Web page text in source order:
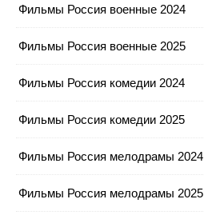
Фильмы Россия военные 2024
Фильмы Россия военные 2025
Фильмы Россия комедии 2024
Фильмы Россия комедии 2025
Фильмы Россия мелодрамы 2024
Фильмы Россия мелодрамы 2025